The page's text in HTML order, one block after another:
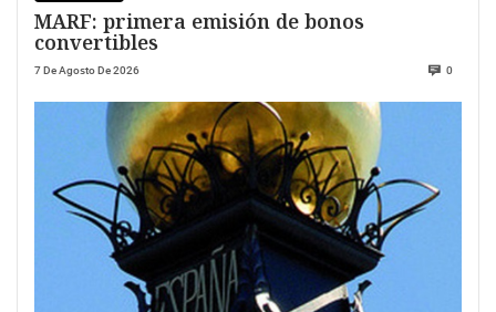
MARF: primera emisión de bonos
convertibles
7 De Agosto De 2026 0